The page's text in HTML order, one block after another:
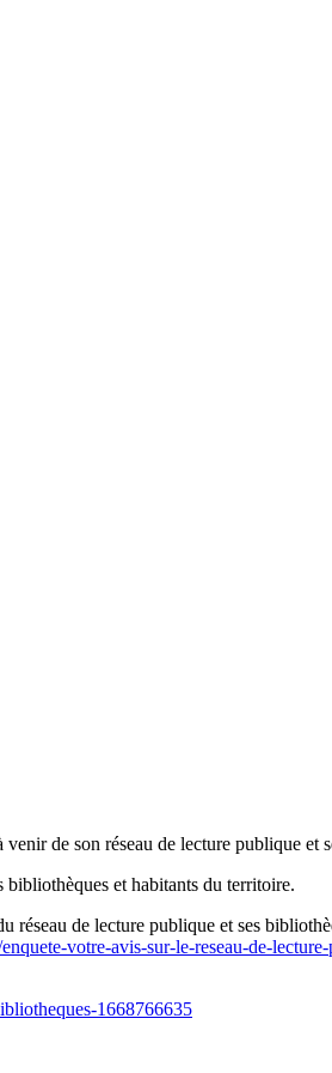
de son réseau de lecture publique et
bibliothèques et habitants du territoire.
réseau de lecture publique et ses
votre-avis-sur-le-reseau-de-
1668766635